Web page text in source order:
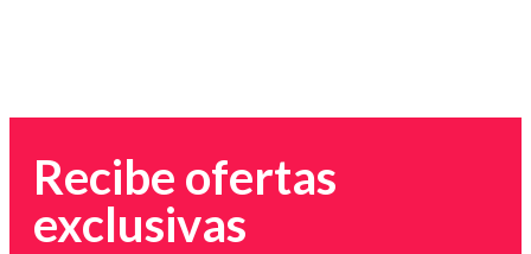
Recibe ofertas
exclusivas